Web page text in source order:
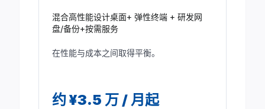
混合高性能设计桌面+ 弹性终端 + 研发网
盘/备份+按需服务
在性能与成本之间取得平衡。
约 ¥3.5 万 / 月起